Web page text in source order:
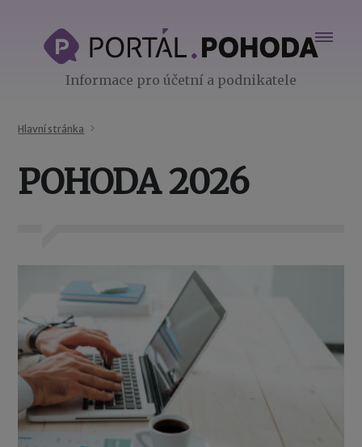
Informace pro účetní a podnikatele
Hlavní stránka
POHODA 2026